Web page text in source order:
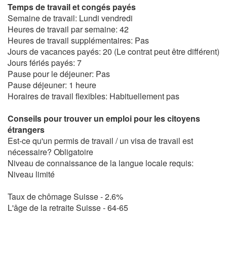
Temps de travail et congés payés
Semaine de travail: Lundi vendredi
Heures de travail par semaine: 42
Heures de travail supplémentaires: Pas
Jours de vacances payés: 20 (Le contrat peut être différent)
Jours fériés payés: 7
Pause pour le déjeuner: Pas
Pause déjeuner: 1 heure
Horaires de travail flexibles: Habituellement pas
Conseils pour trouver un emploi pour les citoyens
étrangers
Est-ce qu'un permis de travail / un visa de travail est
nécessaire? Obligatoire
Niveau de connaissance de la langue locale requis:
Niveau limité
Taux de chômage Suisse - 2.6%
L'âge de la retraite Suisse - 64-65